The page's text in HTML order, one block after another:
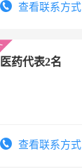
查看联系方式
医药代表2名
查看联系方式